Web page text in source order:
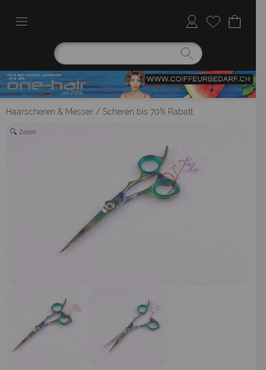
Haarscheren & Messer / Scheren bis 70% Rabatt
Zoom